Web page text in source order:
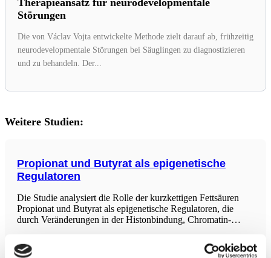
Störungen
Die von Václav Vojta entwickelte Methode zielt darauf ab, frühzeitig
neurodevelopmentale Störungen bei Säuglingen zu diagnostizieren
und zu behandeln. Der...
Weitere Studien:
Propionat und Butyrat als epigenetische
Regulatoren
Die Studie analysiert die Rolle der kurzkettigen Fettsäuren
Propionat und Butyrat als epigenetische Regulatoren, die
durch Veränderungen in der Histonbindung, Chromatin-
von Ballaststoffen produziert das Darm-Mikrobiom als
Nebenprodukt in großen Mengen kurzkettige Fettsäuren. Die